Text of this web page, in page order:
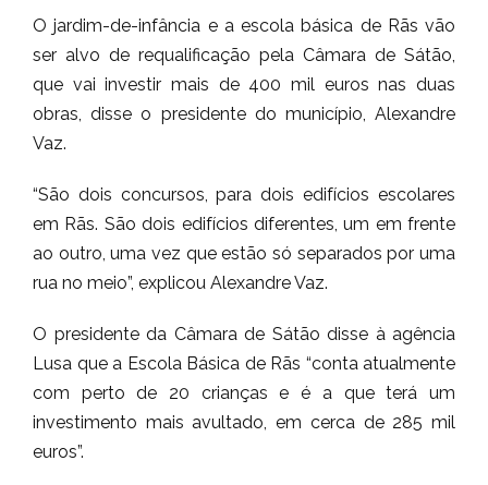
O jardim-de-infância e a escola básica de Rãs vão
ser alvo de requalificação pela Câmara de Sátão,
que vai investir mais de 400 mil euros nas duas
obras, disse o presidente do município, Alexandre
Vaz.
“São dois concursos, para dois edifícios escolares
em Rãs. São dois edifícios diferentes, um em frente
ao outro, uma vez que estão só separados por uma
rua no meio”, explicou Alexandre Vaz.
O presidente da Câmara de Sátão disse à agência
Lusa que a Escola Básica de Rãs “conta atualmente
com perto de 20 crianças e é a que terá um
investimento mais avultado, em cerca de 285 mil
euros”.